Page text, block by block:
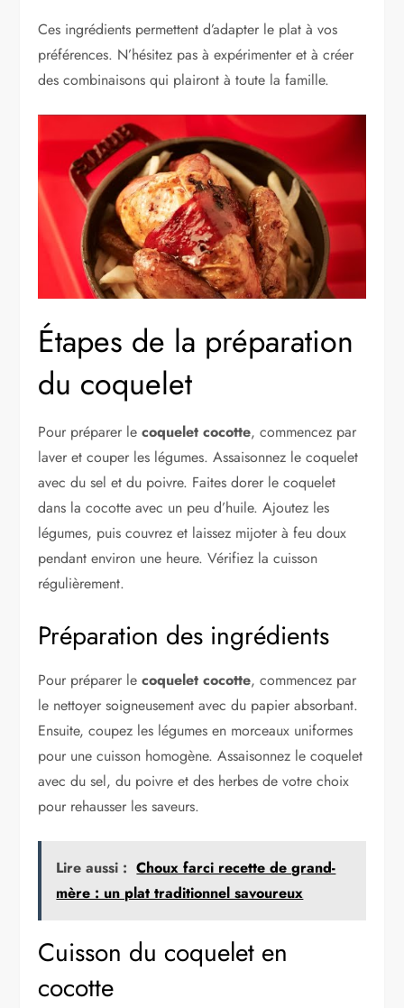
Ces ingrédients permettent d’adapter le plat à vos
préférences. N’hésitez pas à expérimenter et à créer
des combinaisons qui plairont à toute la famille.
Étapes de la préparation
du coquelet
Pour préparer lecoquelet cocotte, commencez par
laver et couper les légumes. Assaisonnez le coquelet
avec du sel et du poivre. Faites dorer le coquelet
dans la cocotte avec un peu d’huile. Ajoutez les
légumes, puis couvrez et laissez mijoter à feu doux
pendant environ une heure. Vérifiez la cuisson
régulièrement.
Préparation des ingrédients
Pour préparer lecoquelet cocotte, commencez par
le nettoyer soigneusement avec du papier absorbant.
Ensuite, coupez les légumes en morceaux uniformes
pour une cuisson homogène. Assaisonnez le coquelet
avec du sel, du poivre et des herbes de votre choix
pour rehausser les saveurs.
Lire aussi : Choux farci recette de grand-
mère : un plat traditionnel savoureux
Cuisson du coquelet en
cocotte